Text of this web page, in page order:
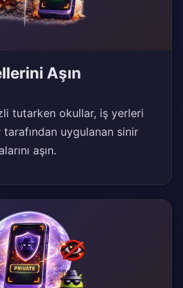
Aşın
tutarken okullar, iş yerleri
uygulanan sinir
aşın.